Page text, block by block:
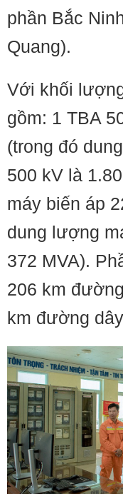
phần Bắc
Quang).
Với khối
gồm: 1 TBA
(trong đó
500 kV là
máy biến áp
dung lượng
372 MVA).
206 km
km đường